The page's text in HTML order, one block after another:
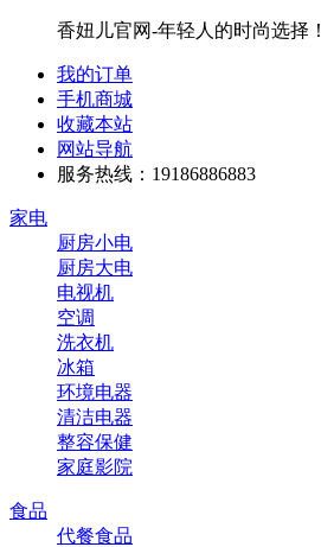
香妞儿官网-年轻人的时尚选择！
我的订单
手机商城
收藏本站
网站导航
服务热线：19186886883
家电
厨房小电
厨房大电
电视机
空调
洗衣机
冰箱
环境电器
清洁电器
整容保健
家庭影院
食品
代餐食品